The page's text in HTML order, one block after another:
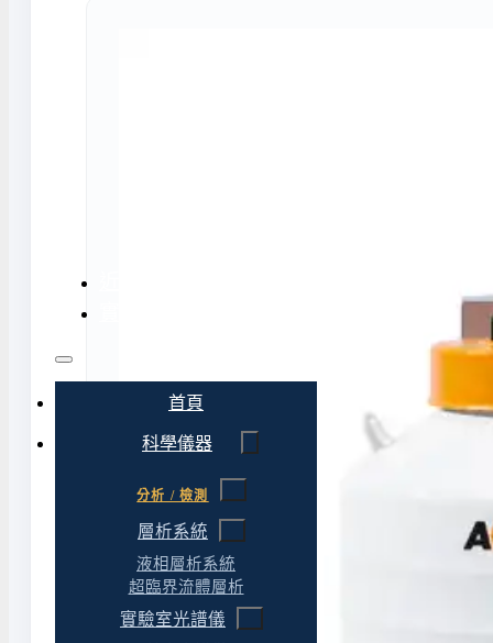
首頁
科學儀器
分析 / 檢測
層析系統
液相層析系統
超臨界流體層析
實驗室光譜儀